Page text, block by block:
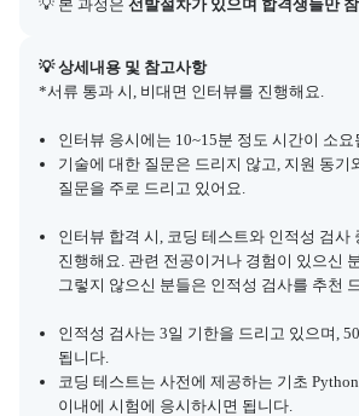
💡 본 과정은 선발절차가 있으며 합격생들만 참
💡 상세내용 및 참고사항
아래에는 지원 절차의 상세 설명 및 참고 링크가
*서류 통과 시, 비대면 인터뷰를 진행해요.
인터뷰 응시에는 10~15분 정도 시간이 소요
기술에 대한 질문은 드리지 않고, 지원 동기
질문을 주로 드리고 있어요.
인터뷰 합격 시, 코딩 테스트와 인적성 검사
진행해요. 관련 전공이거나 경험이 있으신
그렇지 않으신 분들은 인적성 검사를 추천
인적성 검사는 3일 기한을 드리고 있으며,
됩니다.
코딩 테스트는 사전에 제공하는 기초
이내에 시험에 응시하시면 됩니다.